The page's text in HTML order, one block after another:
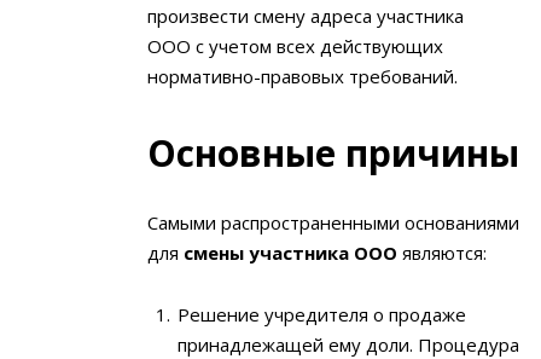
произвести смену адреса участника
ООО с учетом всех действующих
нормативно-правовых требований.
Основные причины
Самыми распространенными основаниями
для смены участника ООО являются:
Решение учредителя о продаже
принадлежащей ему доли. Процедура